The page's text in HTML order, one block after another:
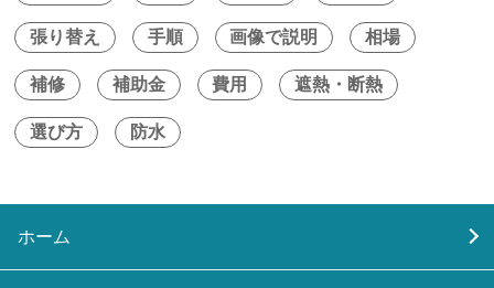
張り替え 手順 画像で説明 相場
補修 補助金 費用 遮熱・断熱
選び方 防水
ホーム